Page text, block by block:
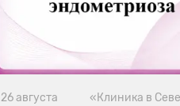
26 августа «Клиника в